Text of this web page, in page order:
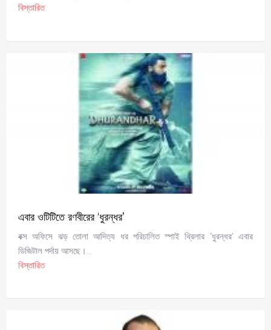
বিস্তারিত
এবার ওটিটিতে রণবীরের ‘ধুরন্ধর’
বক্স অফিসে ঝড় তোলা আদিত্য ধর পরিচালিত স্পাই থ্রিলার ‘ধুরন্ধর’ এবার
ডিজিটাল পর্দায় আসছে।...
বিস্তারিত